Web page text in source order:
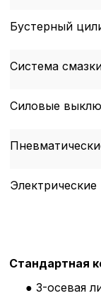
Бустерный
Система
Силовые
Стандартная
● 3-осевая